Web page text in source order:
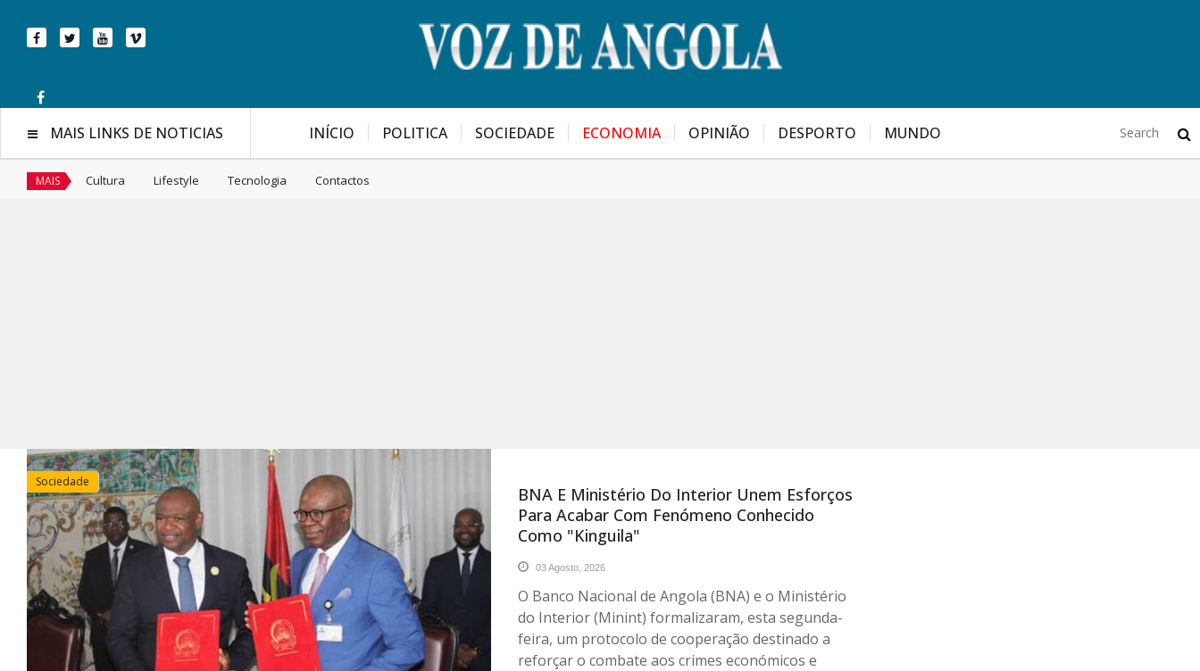
INÍCIO POLITICA SOCIEDADE ECONOMIA OPINIÃO DESPORTO MUNDO
MAIS LINKS DE NOTICIAS
MAIS Cultura Lifestyle Tecnologia Contactos
Sociedade
BNA E Ministério Do Interior Unem Esforços
Para Acabar Com Fenómeno Conhecido
Como "kinguila"
03 Agosto, 2026
O Banco Nacional de Angola (BNA) e o Ministério
do Interior (Minint) formalizaram, esta segunda-
feira, um protocolo de cooperação destinado a
reforçar o combate aos crimes económicos e